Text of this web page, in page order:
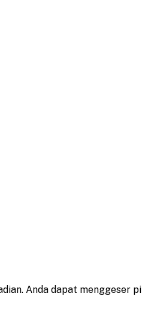
Anda dapat menggeser